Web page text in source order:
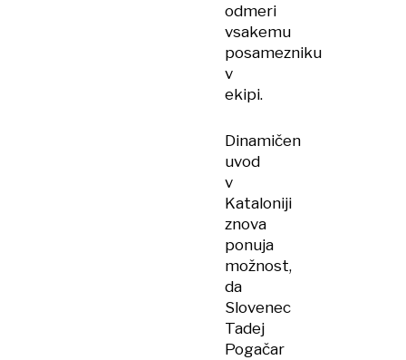
odmeri
vsakemu
posamezniku
v
ekipi.
Dinamičen
uvod
v
Kataloniji
znova
ponuja
možnost,
da
Slovenec
Tadej
Pogačar